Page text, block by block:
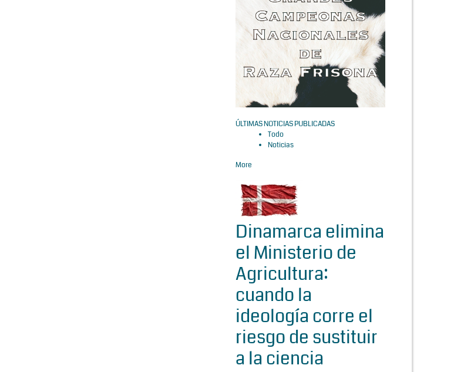
ÚLTIMAS NOTICIAS PUBLICADAS
Todo
Noticias
More
Dinamarca elimina
el Ministerio de
Agricultura:
cuando la
ideología corre el
riesgo de sustituir
a la ciencia